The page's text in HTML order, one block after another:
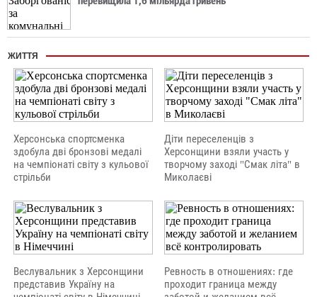
ЖИТТЯ
Херсонська спортсменка
здобула дві бронзові медалі
на чемпіонаті світу з кульової
стрільби
Діти переселенців з
Херсонщини взяли участь у
творчому заході "Смак літа" в
Миколаєві
Веслувальник з Херсонщини
представив Україну на
Ревность в отношениях: где
проходит граница между